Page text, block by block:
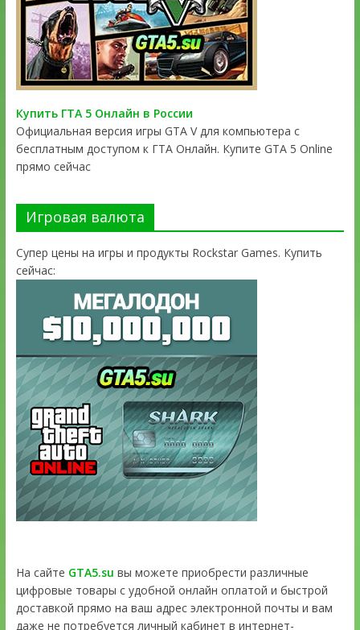
Купить ГТА 5 Онлайн в России
Официальная версия игры GTA V для компьютера с
бесплатным доступом к ГТА Онлайн. Купите GTA 5 Online
прямо сейчас
Игровая валюта
Супер цены на игры и продукты Rockstar Games. Купить
сейчас:
На сайте GTA5.su вы можете приобрести различные
цифровые товары с удобной онлайн оплатой и быстрой
доставкой прямо на ваш адрес электронной почты и вам
даже не потребуется личный кабинет в интернет-